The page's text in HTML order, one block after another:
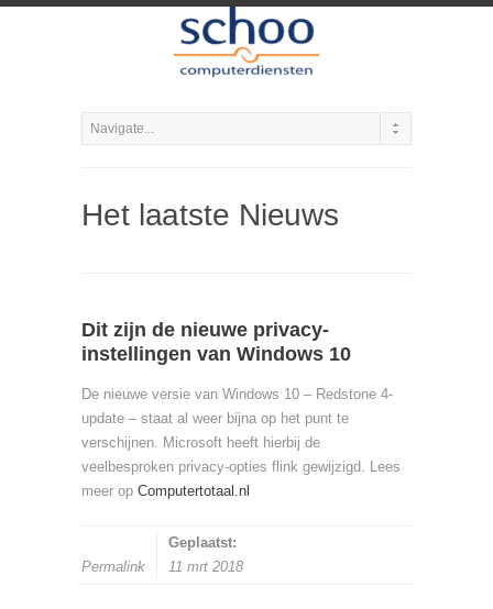
Het laatste Nieuws
Dit zijn de nieuwe privacy-
instellingen van Windows 10
De nieuwe versie van Windows 10 – Redstone 4-
update – staat al weer bijna op het punt te
verschijnen. Microsoft heeft hierbij de
veelbesproken privacy-opties flink gewijzigd. Lees
meer op Computertotaal.nl
Permalink
Geplaatst:
11 mrt 2018